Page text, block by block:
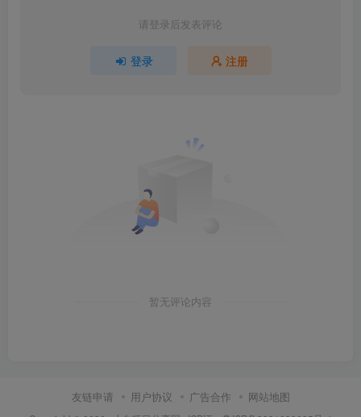
请登录后发表评论
登录 注册
暂无评论内容
友链申请 用户协议 广告合作 网站地图